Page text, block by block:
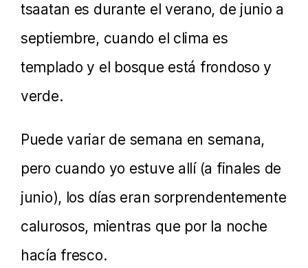
tsaatan es durante el verano, de junio a
septiembre, cuando el clima es
templado y el bosque está frondoso y
verde.
Puede variar de semana en semana,
pero cuando yo estuve allí (a finales de
junio), los días eran sorprendentemente
calurosos, mientras que por la noche
hacía fresco.